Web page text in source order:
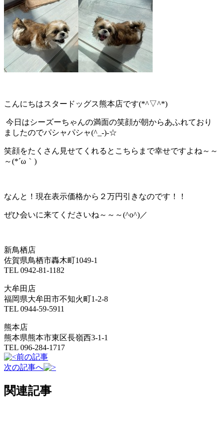
こんにちはスタードッグス熊本店です(*^▽^*)
今日はシーズーちゃんの満面の笑顔が朝からあふれており
ましたのでパシャパシャ(^_-)-☆
笑顔をたくさん見せてくれるとこちらまで幸せですよね～～
～(*´ω｀)
なんと！現在表示価格から２万円引きなのです！！
ぜひ会いに来てくださいね～～～(^o^)／
新鳥栖店
佐賀県鳥栖市轟木町1049-1
TEL 0942-81-1182
大牟田店
福岡県大牟田市不知火町1-2-8
TEL 0944-59-5911
熊本店
熊本県熊本市東区長嶺西3-1-1
TEL 096-284-1717
前の記事
次の記事へ
関連記事